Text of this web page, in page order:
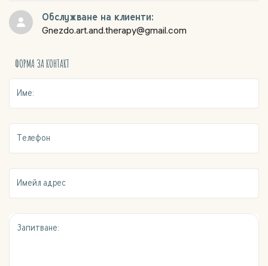
Обслужване на клиенти:
Gnezdo.art.and.therapy@gmail.com
ФОРМА ЗА КОНТАКТ
Име:
Телефон
Имейл адрес
Запитване: